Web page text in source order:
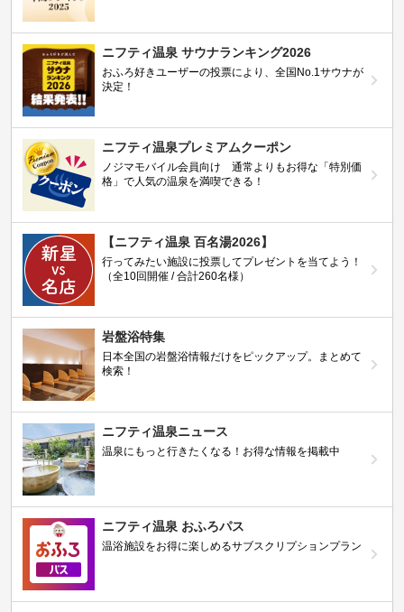
ニフティ温泉 サウナランキング2026
おふろ好きユーザーの投票により、全国No.1サウナが
決定！
ニフティ温泉プレミアムクーポン
ノジマモバイル会員向け 通常よりもお得な「特別価
格」で人気の温泉を満喫できる！
【ニフティ温泉 百名湯2026】
行ってみたい施設に投票してプレゼントを当てよう！
（全10回開催 / 合計260名様）
岩盤浴特集
日本全国の岩盤浴情報だけをピックアップ。まとめて
検索！
ニフティ温泉ニュース
温泉にもっと行きたくなる！お得な情報を掲載中
ニフティ温泉 おふろパス
温浴施設をお得に楽しめるサブスクリプションプラン